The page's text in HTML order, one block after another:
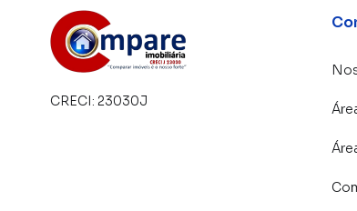
CRECI: 23030J